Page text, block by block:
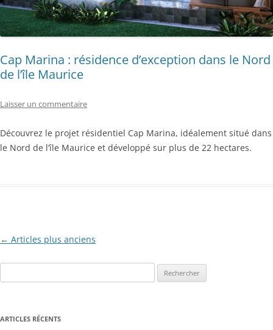
Cap Marina : résidence d’exception dans le Nord
de l’île Maurice
Laisser un commentaire
Découvrez le projet résidentiel Cap Marina, idéalement situé dans
le Nord de l’île Maurice et développé sur plus de 22 hectares.
Navigation
← Articles plus anciens
ARTICLES RÉCENTS